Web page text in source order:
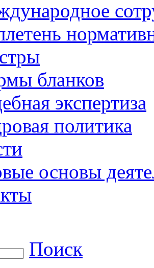
бланков
экспертиза
политика
основы
Поиск